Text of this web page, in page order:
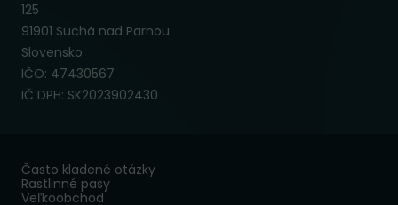
125
91901 Suchá nad Parnou
Slovensko
IČO: 47430567
IČ DPH: SK2023902430
Často kladené otázky
Rastlinné pasy
Veľkoobchod